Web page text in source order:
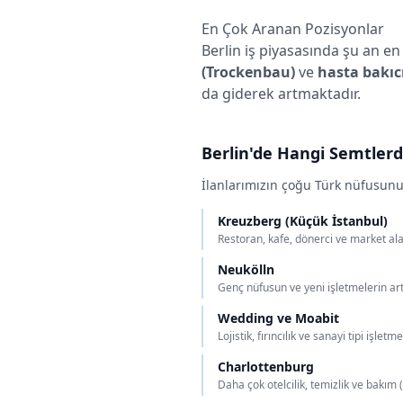
En Çok Aranan Pozisyonlar
Berlin iş piyasasında şu an
(Trockenbau)ve hasta
da giderek artmaktadır.
Berlin'de Hangi
İlanlarımızın çoğu Türk
Kreuzberg (Küçük İstanbul)
Restoran, kafe, dönerci ve market
Neukölln
Genç nüfusun ve yeni işletmelerin
Wedding ve Moabit
Lojistik, fırıncılık ve sanayi tipi
Charlottenburg
Daha çok otelcilik, temizlik ve